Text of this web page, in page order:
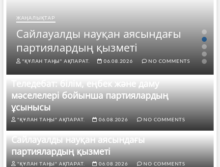
ЖАҢАЛЫҚТАР
Сайлауалды науқан аясындағы
партиялардың қызметі
"ҚҰЛАН ТАҢЫ" АҚПАРАТ. 06.08.2026 NO COMMENTS
Теледебат: білім, еңбек және даму
мәселелері бойынша партиялардың
ұсынысы
"ҚҰЛАН ТАҢЫ" АҚПАРАТ. 06.08.2026 NO COMMENTS
Сайлауалды науқан аясындағы
партиялардың қызметі
"ҚҰЛАН ТАҢЫ" АҚПАРАТ. 06.08.2026 NO COMMENTS